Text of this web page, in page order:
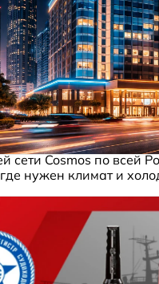
сети Cosmos по всей
нужен климат и